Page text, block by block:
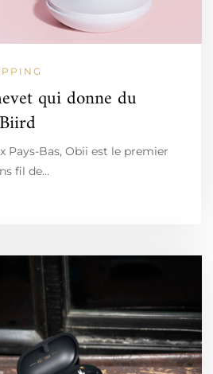
qui donne du
Pays-Bas, Obii est le premier
fil de…